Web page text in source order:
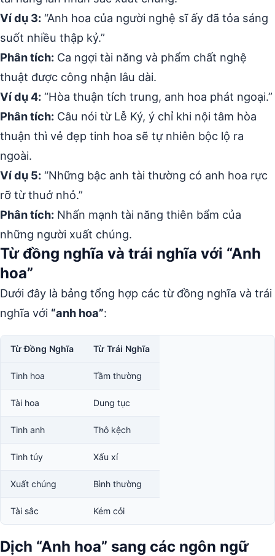
Ví dụ 3: “Anh hoa của người nghệ sĩ ấy đã tỏa sáng
suốt nhiều thập kỷ.”
Phân tích: Ca ngợi tài năng và phẩm chất nghệ
thuật được công nhận lâu dài.
Ví dụ 4: “Hòa thuận tích trung, anh hoa phát ngoại.”
Phân tích: Câu nói từ Lễ Ký, ý chỉ khi nội tâm hòa
thuận thì vẻ đẹp tinh hoa sẽ tự nhiên bộc lộ ra
ngoài.
Ví dụ 5: “Những bậc anh tài thường có anh hoa rực
rỡ từ thuở nhỏ.”
Phân tích: Nhấn mạnh tài năng thiên bẩm của
những người xuất chúng.
Từ đồng nghĩa và trái nghĩa với “Anh
hoa”
Dưới đây là bảng tổng hợp các từ đồng nghĩa và trái
nghĩa với “anh hoa”:
Từ Đồng Nghĩa Từ Trái Nghĩa
Tinh hoa Tầm thường
Tài hoa Dung tục
Tinh anh Thô kệch
Tinh túy Xấu xí
Xuất chúng Bình thường
Tài sắc Kém cỏi
Dịch “Anh hoa” sang các ngôn ngữ